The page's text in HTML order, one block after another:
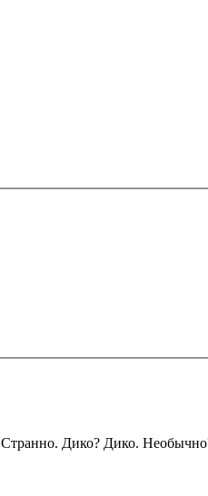
Странно. Дико? Дико.